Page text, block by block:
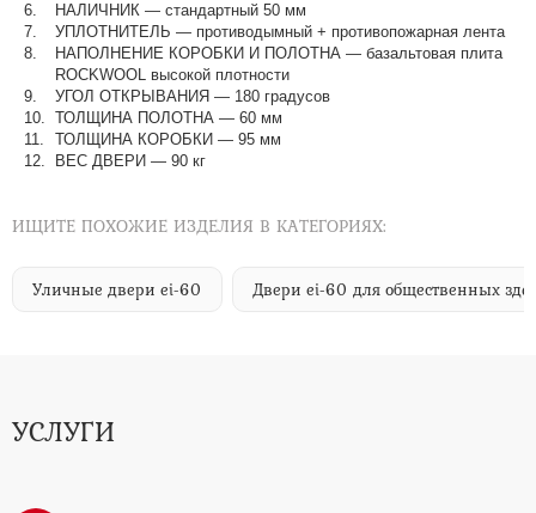
НАЛИЧНИК — стандартный 50 мм
УПЛОТНИТЕЛЬ — противодымный + противопожарная лента
НАПОЛНЕНИЕ КОРОБКИ И ПОЛОТНА — базальтовая плита
ROCKWOOL высокой плотности
УГОЛ ОТКРЫВАНИЯ — 180 градусов
ТОЛЩИНА ПОЛОТНА — 60 мм
ТОЛЩИНА КОРОБКИ — 95 мм
ВЕС ДВЕРИ — 90 кг
ИЩИТЕ ПОХОЖИЕ ИЗДЕЛИЯ В КАТЕГОРИЯХ:
Уличные двери ei-60 Двери ei-60 для общественных
УСЛУГИ